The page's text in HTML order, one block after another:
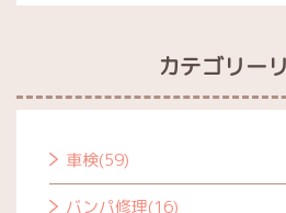
カテゴリー
車検(59)
バンパ修理(16)